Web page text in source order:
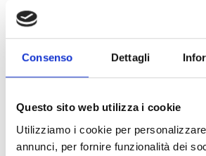
Consenso Dettagli
Questo sito web utilizza i cookie
Utilizziamo i cookie per
annunci, per fornire funzionalità dei
Website:
TIMBER PROCESSING AND